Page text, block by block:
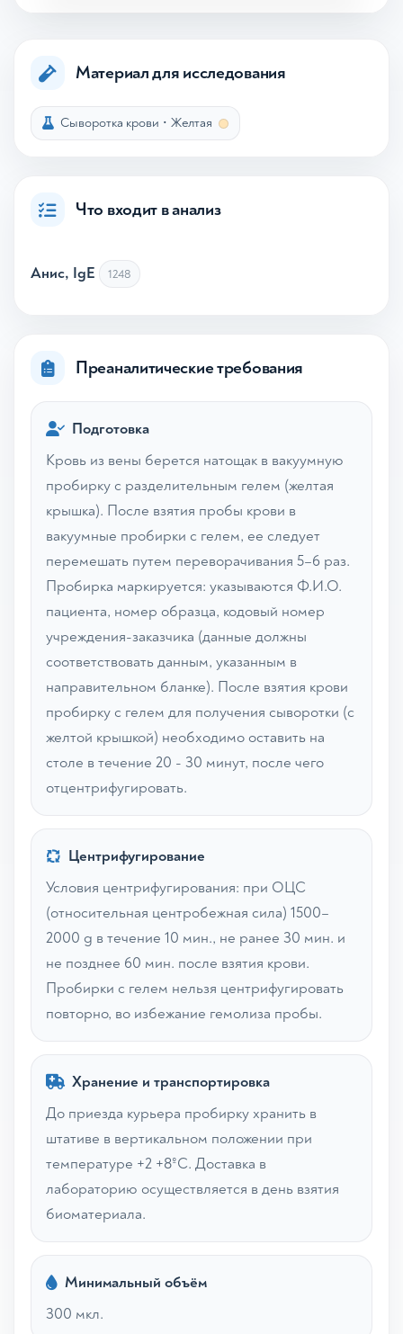
Материал для исследования
Сыворотка крови • Желтая
Что входит в анализ
Анис, IgE 1248
Преаналитические требования
Подготовка
Кровь из вены берется натощак в вакуумную
пробирку с разделительным гелем (желтая
крышка). После взятия пробы крови в
вакуумные пробирки с гелем, ее следует
перемешать путем переворачивания 5–6 раз.
Пробирка маркируется: указываются Ф.И.О.
пациента, номер образца, кодовый номер
учреждения-заказчика (данные должны
соответствовать данным, указанным в
направительном бланке). После взятия крови
пробирку с гелем для получения сыворотки (с
желтой крышкой) необходимо оставить на
столе в течение 20 - 30 минут, после чего
отцентрифугировать.
Центрифугирование
Условия центрифугирования: при ОЦС
(относительная центробежная сила) 1500–
2000 g в течение 10 мин., не ранее 30 мин. и
не позднее 60 мин. после взятия крови.
Пробирки с гелем нельзя центрифугировать
повторно, во избежание гемолиза пробы.
Хранение и транспортировка
До приезда курьера пробирку хранить в
штативе в вертикальном положении при
температуре +2 +8ºС. Доставка в
лабораторию осуществляется в день взятия
биоматериала.
Минимальный объём
300 мкл.